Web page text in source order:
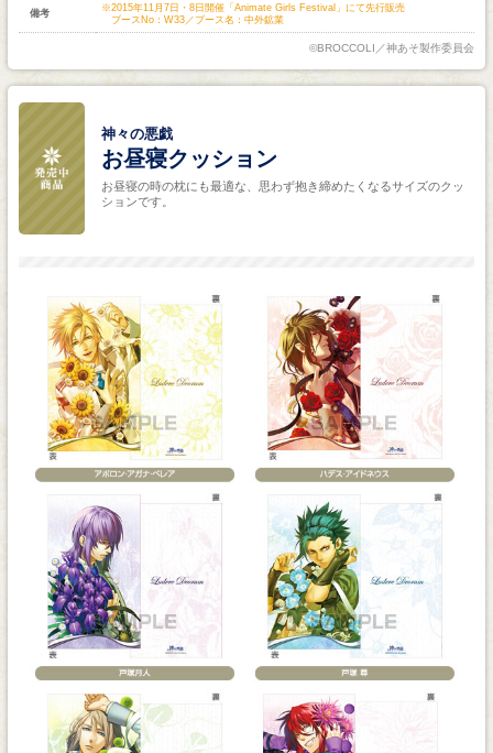
備考
※2015年11月7日・8日開催「Animate Girls Festival」にて先行販売
ブースNo：W33／ブース名：中外鉱業
©BROCCOLI／神あそ製作委員会
神々の悪戯
お昼寝クッション
お昼寝の時の枕にも最適な、思わず抱き締めたくなるサイズのクッ
ションです。